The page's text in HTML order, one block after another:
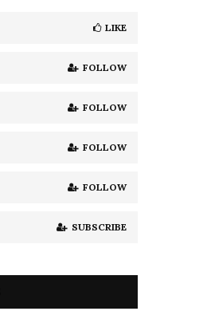
C
H
LIKE
FOLLOW
FOLLOW
FOLLOW
FOLLOW
SUBSCRIBE